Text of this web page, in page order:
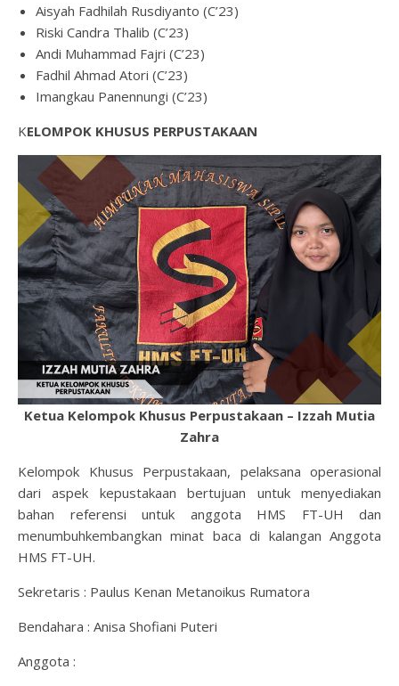
⁠Aisyah Fadhilah Rusdiyanto (C’23)
Riski Candra Thalib (C’23)
Andi Muhammad Fajri (C’23)
Fadhil Ahmad Atori (C’23)
Imangkau Panennungi (C’23)
KELOMPOK KHUSUS PERPUSTAKAAN
Ketua Kelompok Khusus Perpustakaan – Izzah Mutia
Zahra
Kelompok Khusus Perpustakaan, pelaksana operasional
dari aspek kepustakaan bertujuan untuk menyediakan
bahan referensi untuk anggota HMS FT-UH dan
menumbuhkembangkan minat baca di kalangan Anggota
HMS FT-UH.
Sekretaris : Paulus Kenan Metanoikus Rumatora
Bendahara : Anisa Shofiani Puteri
Anggota :